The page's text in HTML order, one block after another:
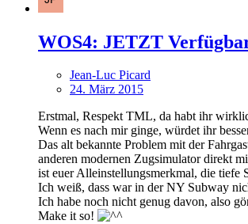
WOS4: JETZT
Jean-Luc Picard
24. März 2015
Erstmal, Respekt TML, da habt ihr
Wenn es nach mir ginge, würdet ihr
Das alt bekannte Problem mit der
anderen modernen Zugsimulator direkt
ist euer Alleinstellungsmerkmal, die tiefe
Ich weiß, dass war in der NY Subway
Ich habe noch nicht genug davon, also
Make it so!